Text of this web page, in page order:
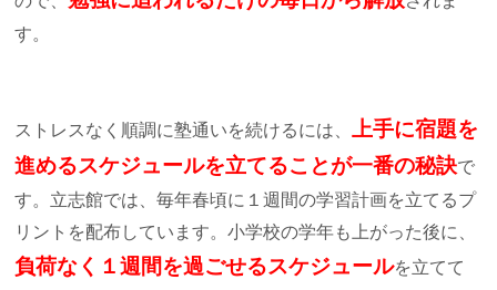
す。
ストレスなく順調に塾通いを続けるには、 上手に宿題を
進めるスケジュールを立てることが一番の秘訣で
す。立志館では、毎年春頃に１週間の学習計画を立てるプ
リントを配布しています。小学校の学年も上がった後に、
負荷なく１週間を過ごせるスケジュールを立てて